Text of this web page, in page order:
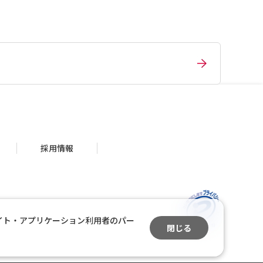
採用情報
・アプリケーション利用者のパー
閉じる